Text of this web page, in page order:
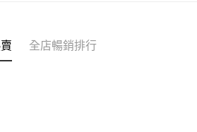
全店暢銷排行